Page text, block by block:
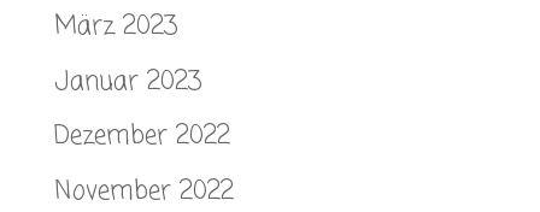
März 2023
Januar 2023
Dezember 2022
November 2022